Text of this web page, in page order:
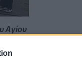
Αγίου
ουρές